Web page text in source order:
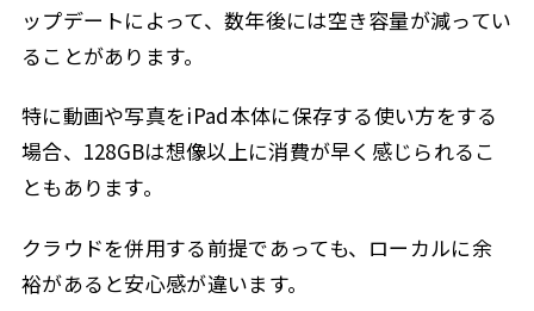
ップデートによって、数年後には空き容量が減ってい
ることがあります。
特に動画や写真をiPad本体に保存する使い方をする
場合、128GBは想像以上に消費が早く感じられるこ
ともあります。
クラウドを併用する前提であっても、ローカルに余
裕があると安心感が違います。